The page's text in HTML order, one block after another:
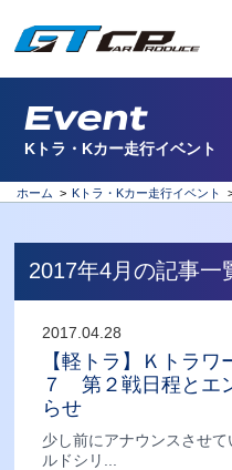
Event
Kトラ・Kカー走行イベント
ホーム > Kトラ・Kカー走行イベント
2017年4月の記事一
2017.04.28
【軽トラ】Ｋトラワ
７ 第２戦日程とエ
らせ
少し前にアナウンスさせ
ルドシリ...